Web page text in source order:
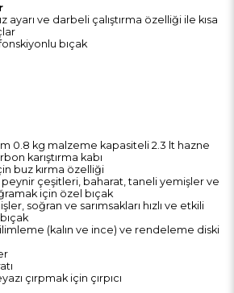
ayarı ve darbeli çalıştırma özelliği ile kısa
bıçak
0.8 kg malzeme kapasiteli 2.3 lt hazne
karıştırma kabı
buz kırma özelliği
çeşitleri, baharat, taneli yemişler ve
için özel bıçak
soğran ve sarımsakları hızlı ve etkili
(kalın ve ince) ve rendeleme diski
çırpmak için çırpıcı